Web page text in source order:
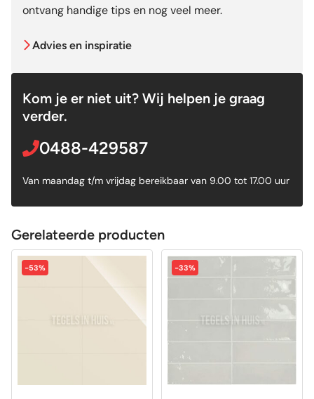
ontvang handige tips en nog veel meer.
Advies en inspiratie
Kom je er niet uit? Wij helpen je graag
verder.
0488-429587
Van maandag t/m vrijdag bereikbaar van 9.00 tot 17.00 uur
Gerelateerde producten
-53% -33%